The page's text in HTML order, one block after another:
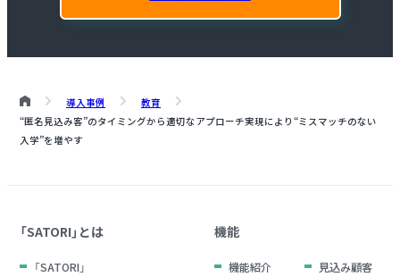
導入事例
教育
“匿名見込み客”のタイミングから適切なアプローチ実現により“ミスマッチのない
入学”を増やす
「SATORI」とは
「SATORI」
機能
機能紹介
見込み顧客